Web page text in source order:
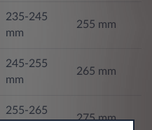
235-245
mm
255 mm
245-255
mm
265 mm
255-265
275 mm